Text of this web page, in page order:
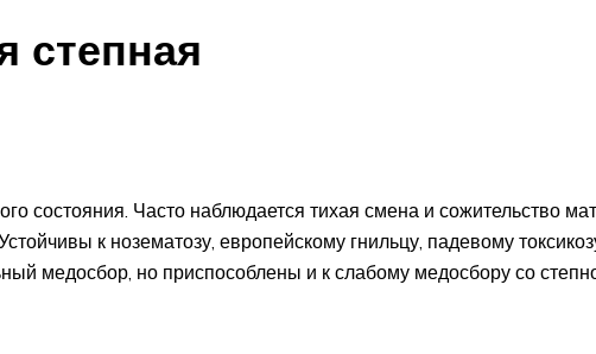
степная
состояния. Часто наблюдается тихая смена и сожительство
к нозематозу, европейскому гнильцу, падевому
медосбор, но приспособлены и к слабому медосбору со